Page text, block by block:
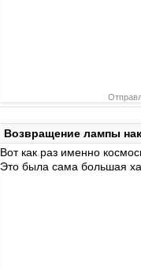
Возвращение лампы
Вот как раз именно
Это была сама большая